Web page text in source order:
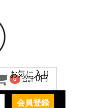
お気に入り
会員登録
0 合計0円